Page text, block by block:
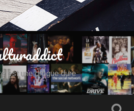
est une drogue dure